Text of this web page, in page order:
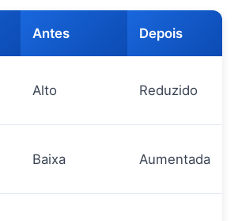
Antes Depois
Alto Reduzido
Baixa Aumentada